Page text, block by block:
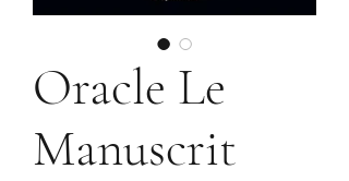
Oracle Le
Manuscrit